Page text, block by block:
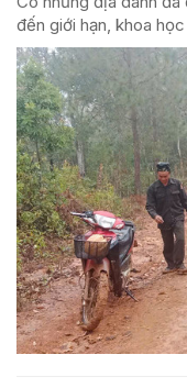
đến giới hạn, khoa